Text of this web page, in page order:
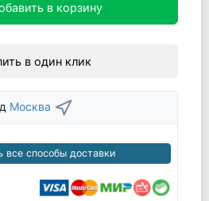
в корзину
в один клик
Москва
все способы доставки